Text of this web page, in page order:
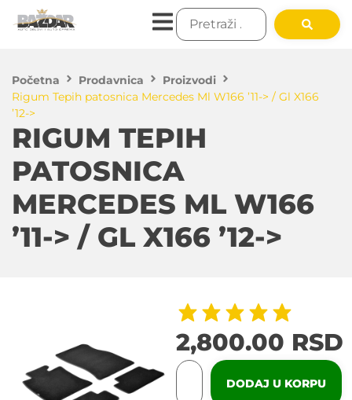
Početna Prodavnica
Proizvodi
Rigum Tepih patosnica Mercedes Ml W166 ’11-> / Gl X166
’12->
RIGUM TEPIH
PATOSNICA
MERCEDES ML W166
’11-> / GL X166 ’12->
2,800.00 RSD
DODAJ U KORPU